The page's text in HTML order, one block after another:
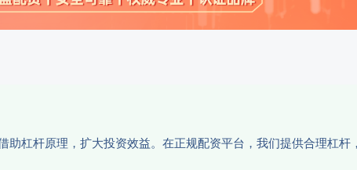
助杠杆原理，扩大投资效益。在正规配资平台，我们提供合理杠